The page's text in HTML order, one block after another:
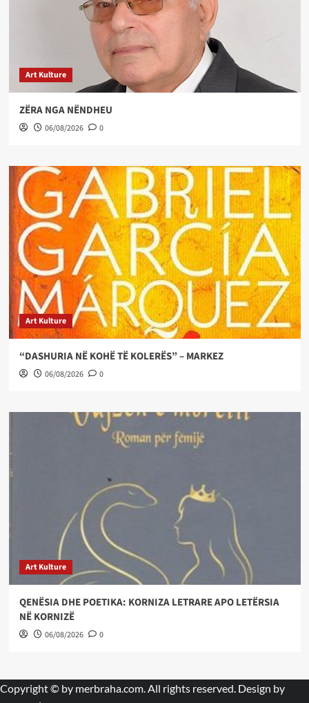
Art Kulture
ZËRA NGA NËNDHEU
06/08/2026 0
Art Kulture
“DASHURIA NË KOHË TË KOLERËS” – MARKEZ
06/08/2026 0
Art Kulture
QENËSIA DHE POETIKA: KORNIZA LETRARE APO LETËRSIA
NË KORNIZË
06/08/2026 0
Copyright © by merbraha.com. All rights reserved. Design by